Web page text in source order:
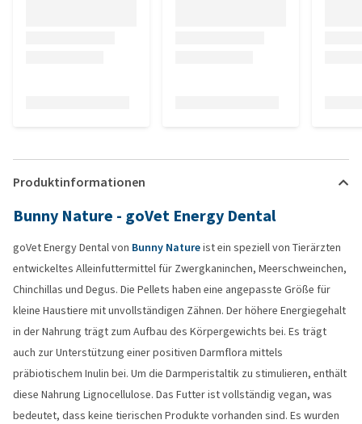
Produktinformationen
Bunny Nature - goVet Energy Dental
goVet Energy Dental von Bunny Natureist ein speziell von Tierärzten
entwickeltes Alleinfuttermittel für Zwergkaninchen, Meerschweinchen,
Chinchillas und Degus. Die Pellets haben eine angepasste Größe für
kleine Haustiere mit unvollständigen Zähnen. Der höhere Energiegehalt
in der Nahrung trägt zum Aufbau des Körpergewichts bei. Es trägt
auch zur Unterstützung einer positiven Darmflora mittels
präbiotischem Inulin bei. Um die Darmperistaltik zu stimulieren, enthält
diese Nahrung Lignocellulose. Das Futter ist vollständig vegan, was
bedeutet, dass keine tierischen Produkte vorhanden sind. Es wurden